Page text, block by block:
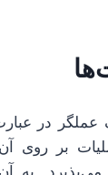
عملگر در
بر روی
به